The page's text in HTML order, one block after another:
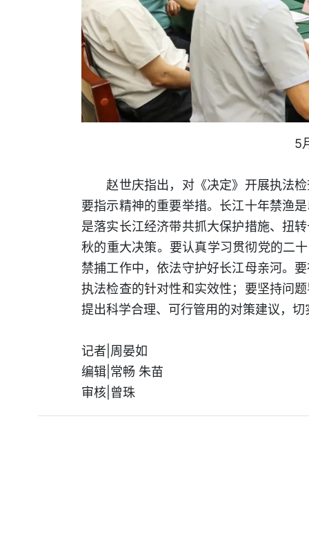
5
赵世庆指出，对《决定》开展执法检
要指示精神的重要举措。长江十年禁渔
是落实长江经济带共抓大保护措施、扭
秋的重大决策。要认真学习贯彻党的二
禁捕工作中，依法守护好长江母亲河。
执法检查的针对性和实效性；要坚持问
提出科学合理、可行管用的对策建议，
记者|周晏如
编辑|常畅 朱苗
审核|曾珠